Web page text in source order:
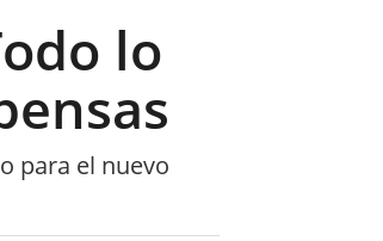
lo
para el nuevo